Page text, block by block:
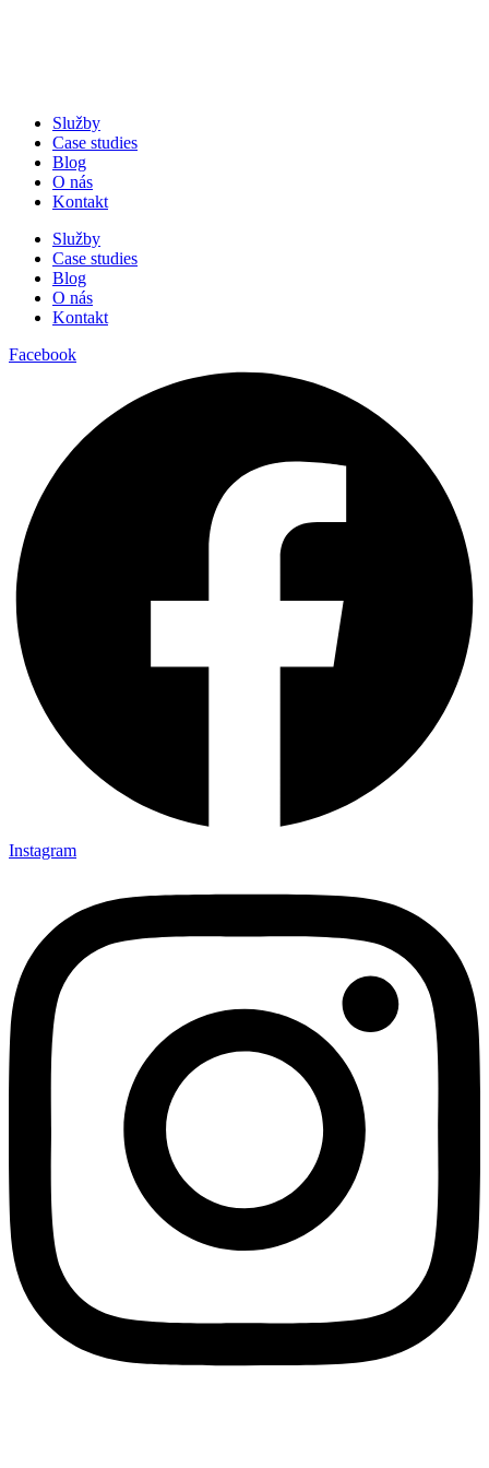
Služby
Case studies
Blog
O nás
Kontakt
Služby
Case studies
Blog
O nás
Kontakt
Facebook
Instagram